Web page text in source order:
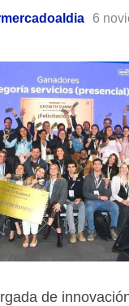
6
de